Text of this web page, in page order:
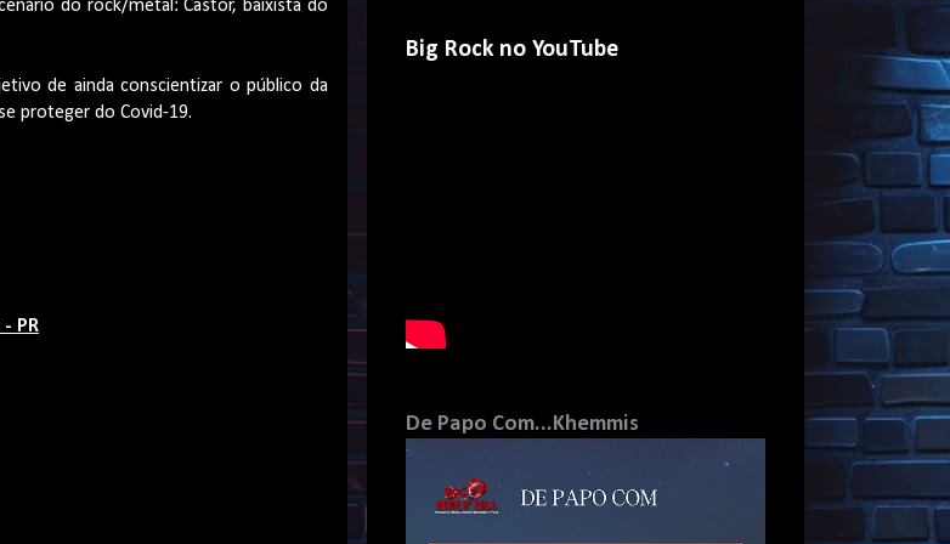
do rock/metal: Castor, baixista do
de ainda conscientizar o público da
proteger do Covid-19.
PR
Big Rock no YouTube
De Papo Com...Khemmis